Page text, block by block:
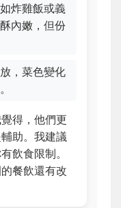
炸雞飯或義
內嫩，但份
，菜色變化
得，他們更
助。我建議
飲食限制。
餐飲還有改